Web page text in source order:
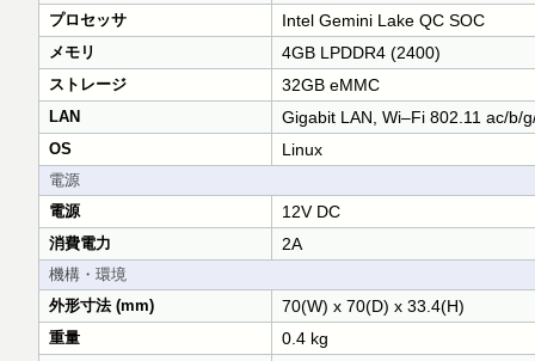
プロセッサ Intel Gemini Lake QC SOC
メモリ 4GB LPDDR4 (2400)
ストレージ 32GB eMMC
LAN Gigabit LAN, Wi–Fi 802.11 ac/b/
OS Linux
電源
電源
12V DC
消費電力 2A
機構・環境
外形寸法 (mm)
70(W) x 70(D) x 33.4(H)
重量 0.4 kg